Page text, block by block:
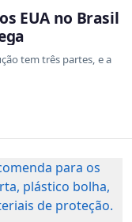
EUA no Brasil
tem três partes, e a